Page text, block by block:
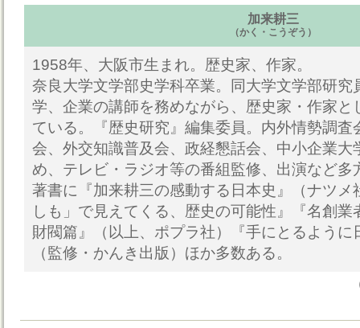
加来耕三
（かく・こうぞう）
1958年、大阪市生まれ。歴史家、作家。
奈良大学文学部史学科卒業。同大学文学部研究
学、企業の講師を務めながら、歴史家・作家と
ている。『歴史研究』編集委員。内外情勢調査
会、外交知識普及会、政経懇話会、中小企業大
め、テレビ・ラジオ等の番組監修、出演など多
著書に『加来耕三の感動する日本史』（ナツ
しも」で見えてくる、歴史の可能性』『名創
財閥篇』（以上、ポプラ社）『手にとるように
（監修・かんき出版）ほか多数ある。